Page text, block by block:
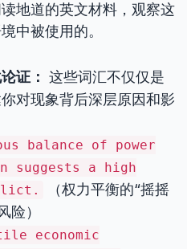
地道的英文材料，观察这
中被使用的。
证： 这些词汇不仅仅是
对现象背后深层原因和影
balance of power
suggests a high
（权力平衡的“摇摇
险）
economic